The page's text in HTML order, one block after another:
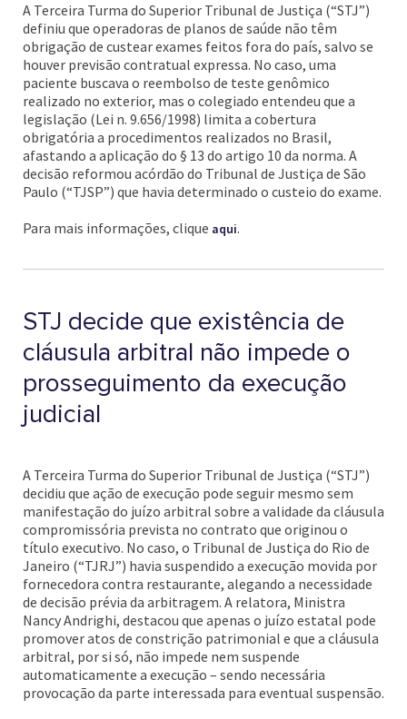
A Terceira Turma do Superior Tribunal de Justiça (“STJ”)
definiu que operadoras de planos de saúde não têm
obrigação de custear exames feitos fora do país, salvo se
houver previsão contratual expressa. No caso, uma
paciente buscava o reembolso de teste genômico
realizado no exterior, mas o colegiado entendeu que a
legislação (Lei n. 9.656/1998) limita a cobertura
obrigatória a procedimentos realizados no Brasil,
afastando a aplicação do § 13 do artigo 10 da norma. A
decisão reformou acórdão do Tribunal de Justiça de São
Paulo (“TJSP”) que havia determinado o custeio do exame.
Para mais informações, clique aqui.
STJ decide que existência de
cláusula arbitral não impede o
prosseguimento da execução
judicial
A Terceira Turma do Superior Tribunal de Justiça (“STJ”)
decidiu que ação de execução pode seguir mesmo sem
manifestação do juízo arbitral sobre a validade da cláusula
compromissória prevista no contrato que originou o
título executivo. No caso, o Tribunal de Justiça do Rio de
Janeiro (“TJRJ”) havia suspendido a execução movida por
fornecedora contra restaurante, alegando a necessidade
de decisão prévia da arbitragem. A relatora, Ministra
Nancy Andrighi, destacou que apenas o juízo estatal pode
promover atos de constrição patrimonial e que a cláusula
arbitral, por si só, não impede nem suspende
automaticamente a execução – sendo necessária
provocação da parte interessada para eventual suspensão.